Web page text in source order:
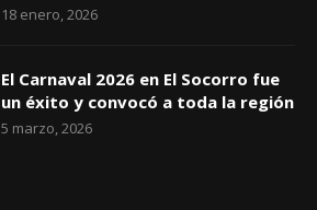
18 enero, 2026
El Carnaval 2026 en El Socorro fue
un éxito y convocó a toda la región
5 marzo, 2026